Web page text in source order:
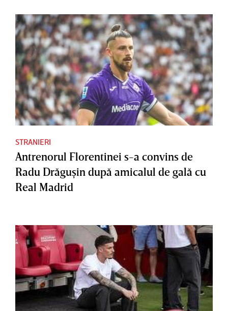
STRANIERI
Antrenorul Florentinei s-a convins de
Radu Drăguşin după amicalul de gală cu
Real Madrid